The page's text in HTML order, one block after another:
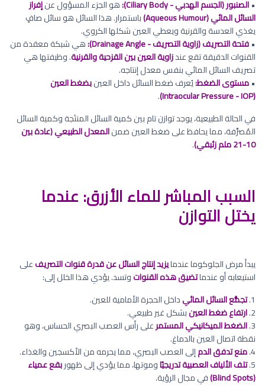
•الصنبور (الجسم الهدبي - Ciliary Body): هو الجزء المسؤول عنإفراز
السائل المائي (Aqueous Humour)
باستمرار. هذا السائل هو سائل صافٍ
يغذي العدسة والقرنية ويعطي العين شكلها الكروي.
•فتحة التصريف (زاوية التصريف - Drainage Angle):
هي شبكة معقدة من
القنوات الدقيقة تقع عندزاوية العين بين القزحية والقرنية. وظيفتها هي
تصريف السائل المائي بنفس معدل إنتاجه.
•مستوى الضغط:يُعرف ضغط السائل داخل العينبضغط العين
(Intraocular Pressure - IOP)
.
في الحالة الطبيعية، يوجد توازن تام بين كمية السائل المنتَجة وكمية السائل
المُصرَّفة، مما يحافظ على ضغط العين ضمنالمعدل الطبيعي (عادة بين
10-21 ملم زئبقي)
.
السبب المباشر للماء الأزرق: عندما
يختل التوازن
يبدأ مرض الجلوكوما عندمايزيد إنتاج السائل عن قدرة قنوات التصريفعلى
استيعابه أو عندماتضيق هذه القنواتوتسد. يؤدي هذا الخلل إلى:
1. تجمُّع السائل المائيداخل الحجرة الأمامية للعين.
2. ارتفاع ضغط العينبشكل غير طبيعي.
3. الضغط الميكانيكي المستمرعلى رأس العصب البصري الحساس، وهو
نقطة اتصال العين بالدماغ.
4. منع تدفق الدمإلى العصب البصري، مما يحرمه من الأكسجين والغذاء.
5. تلف الألياف العصبية تدريجيًاوموتها، مما يؤدي إلى ظهوربقع عمياء
(Blind Spots)
في مجال الرؤية.